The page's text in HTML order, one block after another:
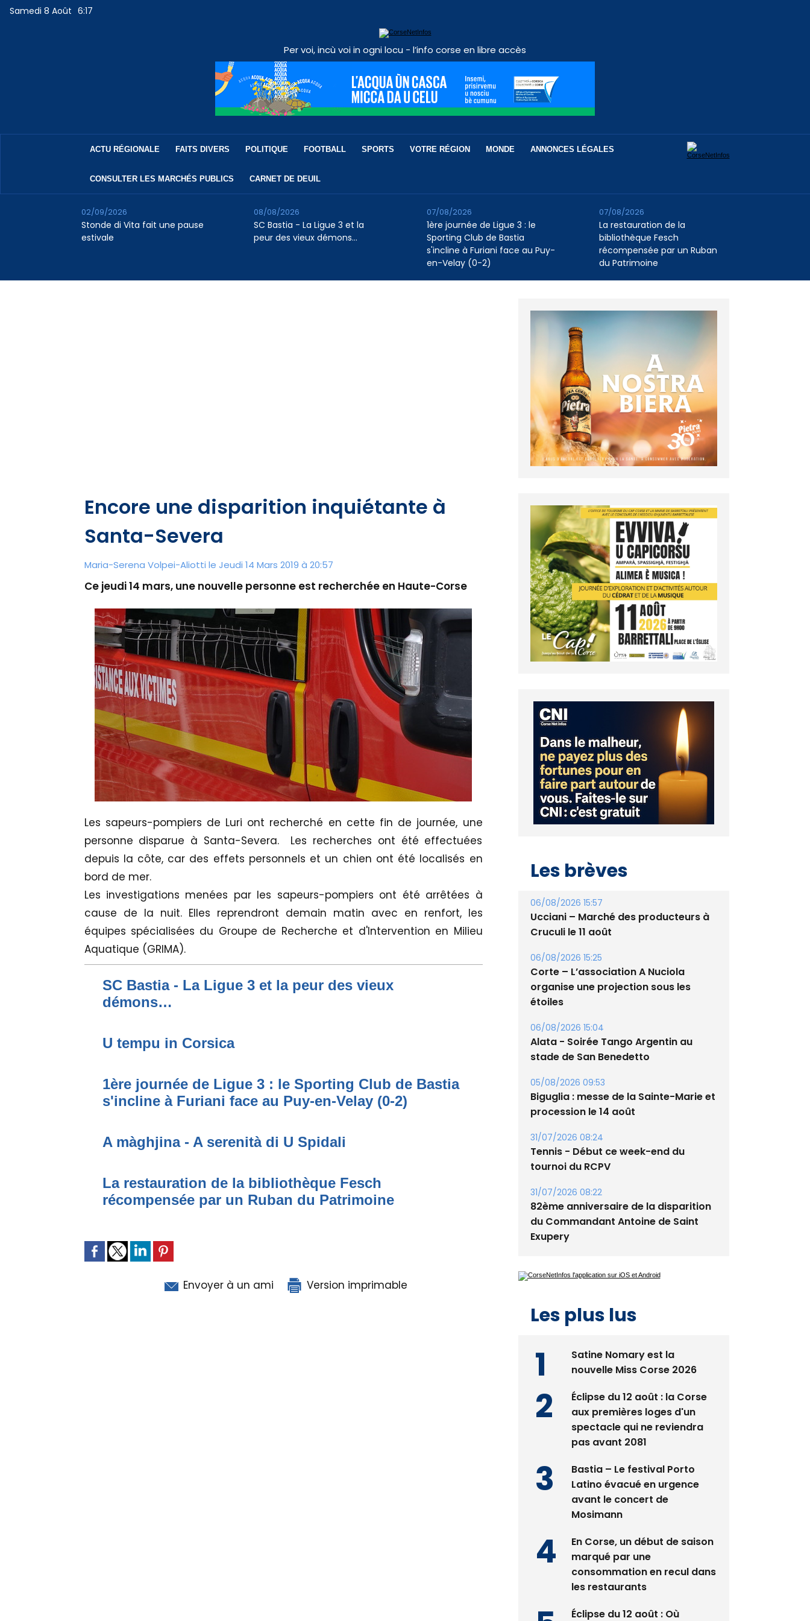
Samedi 8 Août 6:17
Per voi, incù voi in ogni locu - l’info corse en libre accès
ACTU RÉGIONALE FAITS DIVERS POLITIQUE FOOTBALL SPORTS VOTRE RÉGION MONDE ANNONCES LÉGALES
CONSULTER LES MARCHÉS PUBLICS CARNET DE DEUIL
Stonde di Vita fait une pause
estivale
02/09/2026
SC Bastia - La Ligue 3 et la
peur des vieux démons…
08/08/2026
1ère journée de Ligue 3 : le
Sporting Club de Bastia
s'incline à Furiani face au Puy-
en-Velay (0-2)
07/08/2026
La restauration de la
bibliothèque Fesch
récompensée par un Ruban
du Patrimoine
07/08/2026
Encore une disparition inquiétante à
Santa-Severa
Maria-Serena Volpei-Aliotti le Jeudi 14 Mars 2019 à 20:57
Ce jeudi 14 mars, une nouvelle personne est recherchée en Haute-Corse
Les sapeurs-pompiers de Luri ont recherché en cette fin de journée, une
personne disparue à Santa-Severa. Les recherches ont été effectuées
depuis la côte, car des effets personnels et un chien ont été localisés en
bord de mer.
Les investigations menées par les sapeurs-pompiers ont été arrêtées à
cause de la nuit. Elles reprendront demain matin avec en renfort, les
équipes spécialisées du Groupe de Recherche et d'Intervention en Milieu
Aquatique (GRIMA).
SC Bastia - La Ligue 3 et la peur des vieux
démons…
U tempu in Corsica
1ère journée de Ligue 3 : le Sporting Club de Bastia
s'incline à Furiani face au Puy-en-Velay (0-2)
A màghjina - A serenità di U Spidali
La restauration de la bibliothèque Fesch
récompensée par un Ruban du Patrimoine
Envoyer à un ami Version imprimable
Les brèves
06/08/2026 15:57
Ucciani – Marché des producteurs à
Cruculi le 11 août
06/08/2026 15:25
Corte – L’association A Nuciola
organise une projection sous les
étoiles
06/08/2026 15:04
Alata - Soirée Tango Argentin au
stade de San Benedetto
05/08/2026 09:53
Biguglia : messe de la Sainte-Marie et
procession le 14 août
31/07/2026 08:24
Tennis - Début ce week-end du
tournoi du RCPV
31/07/2026 08:22
82ème anniversaire de la disparition
du Commandant Antoine de Saint
Exupery
Les plus lus
Satine Nomary est la
nouvelle Miss Corse 2026
Éclipse du 12 août : la Corse
aux premières loges d'un
spectacle qui ne reviendra
pas avant 2081
Bastia – Le festival Porto
Latino évacué en urgence
avant le concert de
Mosimann
En Corse, un début de saison
marqué par une
consommation en recul dans
les restaurants
Éclipse du 12 août : Où